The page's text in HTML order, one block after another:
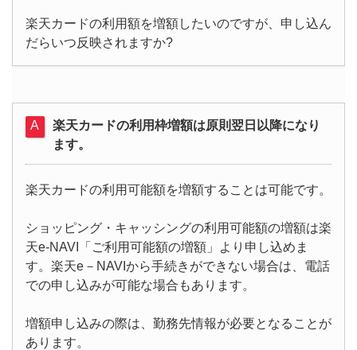
楽天カードの利用額を増額したいのですが、申し込ん
だらいつ反映されますか?
楽天カードの利用枠増額は原則翌日以降になり
ます。
楽天カードの利用可能額を増額することは可能です。
ショッピング・キャッシングの利用可能額の増額は楽
天e-NAVI「ご利用可能額の増額」より申し込めま
す。楽天e－NAVIから手続きができない場合は、電話
での申し込みが可能な場合もあります。
増額申し込みの際は、勤務先情報が必要となることが
あります。